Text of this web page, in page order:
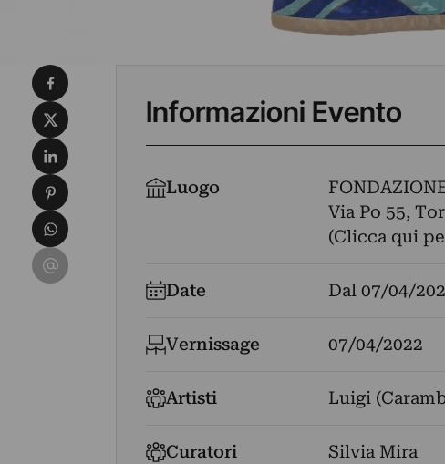
Informazioni Evento
Luogo
Via Po 55,
(Clicca qui
Date Dal 07/04/
Vernissage 07/04/2022
Artisti Luigi
Curatori Silvia Mira
Condividi su Facebook
Condividi su X
Condividi su LinkedIn
Condividi su Pinterest
Condividi su WhatsApp
Condividi su Email